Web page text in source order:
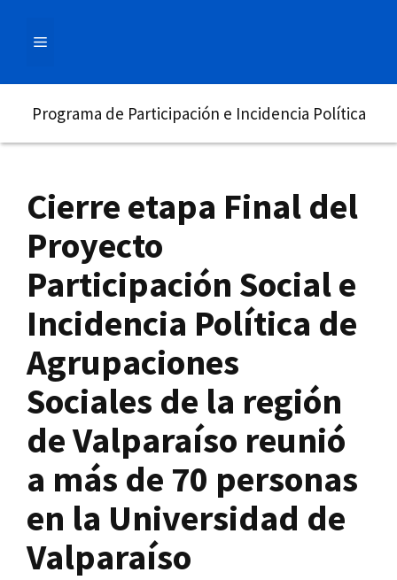
MENÚ
Programa de Participación e Incidencia Política
Cierre etapa Final del
Proyecto
Participación Social e
Incidencia Política de
Agrupaciones
Sociales de la región
de Valparaíso reunió
a más de 70 personas
en la Universidad de
Valparaíso